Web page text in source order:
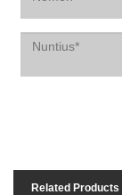
Related Products